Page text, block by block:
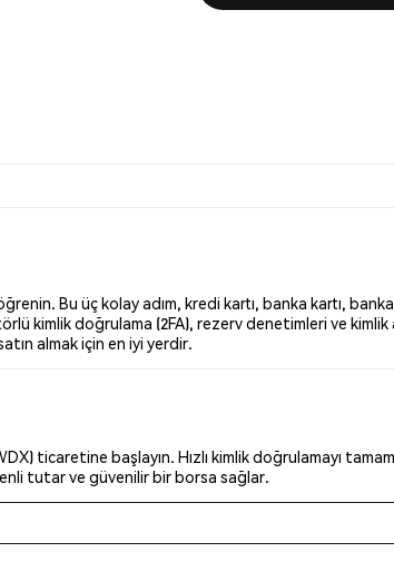
Bu üç kolay adım, kredi kartı, banka kartı,
kimlik doğrulama (2FA), rezerv denetimleri ve kimlik
almak için en iyi yerdir.
ticaretine başlayın. Hızlı kimlik doğrulamayı
tutar ve güvenilir bir borsa sağlar.